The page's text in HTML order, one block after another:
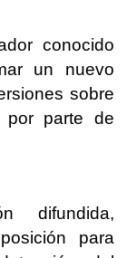
conocido
un nuevo
sobre
por parte de
difundida,
para